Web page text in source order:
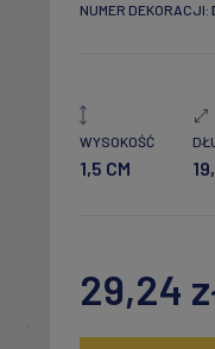
NUMER DEKORACJI:
WYSOKOŚĆ
1,5 CM
29,24